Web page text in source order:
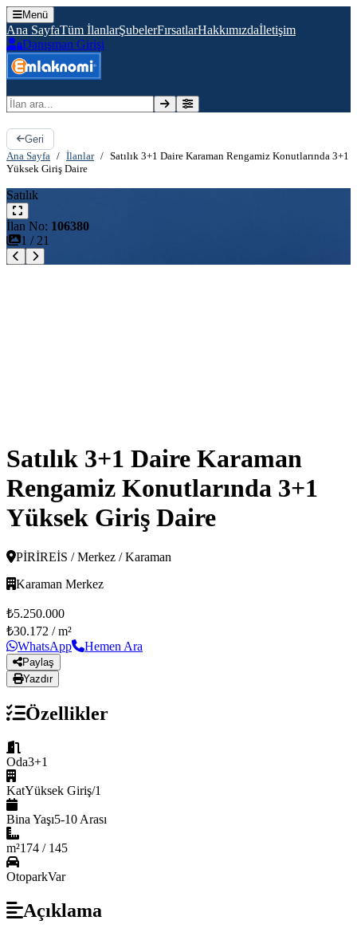
Menü
Ana SayfaTüm İlanlarŞubelerFırsatlarHakkımızdaİletişim
Danışman Girişi
İlan ara
Geri
Ana Sayfa / İlanlar / Satılık 3+1 Daire Karaman Rengamiz Konutlarında 3+1
Yüksek Giriş Daire
Satılık
İlan No: 106380
1 / 21
Satılık 3+1 Daire Karaman
Rengamiz Konutlarında 3+1
Yüksek Giriş Daire
PİRİREİS / Merkez / Karaman
Karaman Merkez
₺5.250.000
₺30.172 / m²
WhatsApp
Hemen Ara
Paylaş
Yazdır
Özellikler
Oda3+1
KatYüksek Giriş/1
Bina Yaşı5-10 Arası
m²174 / 145
OtoparkVar
Açıklama